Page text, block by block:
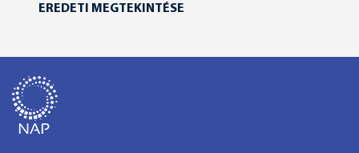
EREDETI MEGTEKINTÉSE